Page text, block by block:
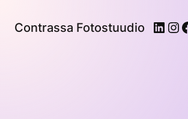
Contrassa Fotostuudio